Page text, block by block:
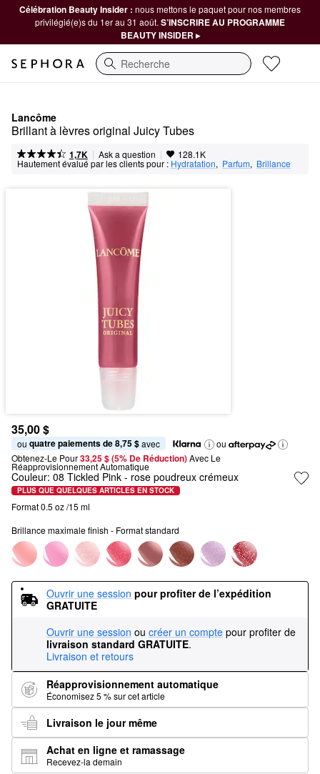
Célébration Beauty Insider : nous mettons le paquet pour nos membres
privilégié(e)s du 1er au 31 août. S’INSCRIRE AU PROGRAMME
BEAUTY INSIDER ▸
Recherche
Lancôme
Brillant à lèvres original Juicy Tubes
1,7K | Ask a question | 128.1K
Hautement évalué par les clients pour : Hydratation, Parfum, Brillance
35,00 $
ou quatre paiements de 8,75 $ avec
ou
Obtenez-Le Pour33,25 $ (5% De Réduction) Avec Le
Réapprovisionnement Automatique
Couleur: 08 Tickled Pink - rose poudreux crémeux
PLUS QUE QUELQUES ARTICLES EN STOCK
Format 0.5 oz /15 ml
Brillance maximale finish - Format standard
Ouvrir une session pour profiter de l’expédition
GRATUITE
Ouvrir une session ou créer un compte pour profiter de
livraison standard GRATUITE.
Livraison et retours
Réapprovisionnement automatique
Économisez 5 % sur cet article
Livraison le jour même
Achat en ligne et ramassage
Recevez-la demain